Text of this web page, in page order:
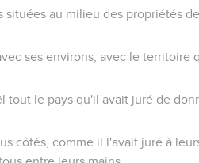
au milieu des propriétés
ses environs, avec le territoire
tout le pays qu'il avait juré de
côtés, comme il l'avait juré à